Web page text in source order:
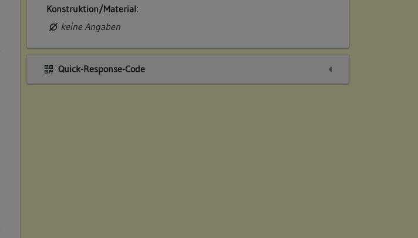
Konstruktion/Material:
keine Angaben
Quick-Response-Code